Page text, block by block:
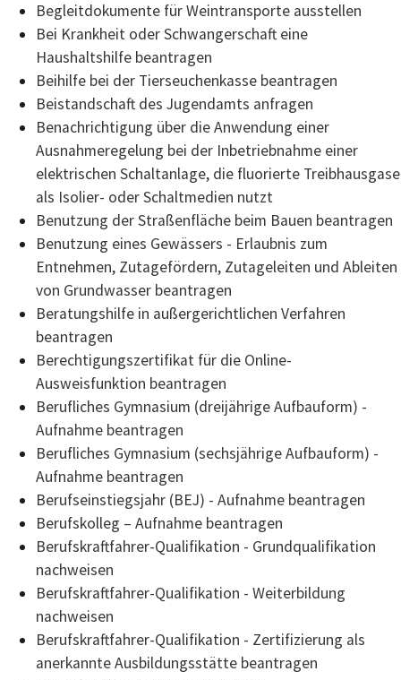
Begleitdokumente für Weintransporte ausstellen
Bei Krankheit oder Schwangerschaft eine
Haushaltshilfe beantragen
Beihilfe bei der Tierseuchenkasse beantragen
Beistandschaft des Jugendamts anfragen
Benachrichtigung über die Anwendung einer
Ausnahmeregelung bei der Inbetriebnahme einer
elektrischen Schaltanlage, die fluorierte Treibhausgase
als Isolier- oder Schaltmedien nutzt
Benutzung der Straßenfläche beim Bauen beantragen
Benutzung eines Gewässers - Erlaubnis zum
Entnehmen, Zutagefördern, Zutageleiten und Ableiten
von Grundwasser beantragen
Beratungshilfe in außergerichtlichen Verfahren
beantragen
Berechtigungszertifikat für die Online-
Ausweisfunktion beantragen
Berufliches Gymnasium (dreijährige Aufbauform) -
Aufnahme beantragen
Berufliches Gymnasium (sechsjährige Aufbauform) -
Aufnahme beantragen
Berufseinstiegsjahr (BEJ) - Aufnahme beantragen
Berufskolleg – Aufnahme beantragen
Berufskraftfahrer-Qualifikation - Grundqualifikation
nachweisen
Berufskraftfahrer-Qualifikation - Weiterbildung
nachweisen
Berufskraftfahrer-Qualifikation - Zertifizierung als
anerkannte Ausbildungsstätte beantragen